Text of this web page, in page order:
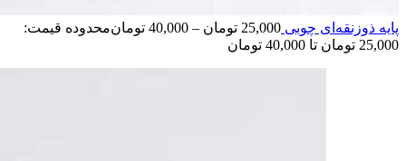
پایه ذوزنقه‌ای چوبی 25,000 تومان –
40,000 تومانمحدوده قیمت:
25,000 تومان تا 40,000 تومان